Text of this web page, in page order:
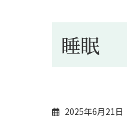
睡眠
2025年6月21日